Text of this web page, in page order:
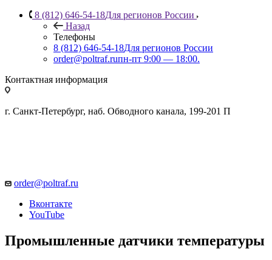
8 (812) 646-54-18Для регионов России
Назад
Телефоны
8 (812) 646-54-18Для регионов России
order@poltraf.ruпн-пт 9:00 — 18:00.
Контактная информация
г. Санкт-Петербург, наб. Обводного канала, 199-201 П
order@poltraf.ru
Вконтакте
YouTube
Промышленные датчики температуры